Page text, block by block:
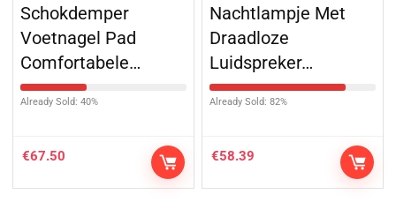
Schokdemper
Voetnagel Pad
Comfortabele…
Already Sold: 40%
€67.50
Nachtlampje Met
Draadloze
Luidspreker…
Already Sold: 82%
€58.39